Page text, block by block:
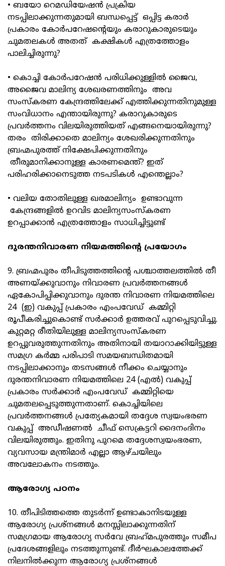
• ബയോ റെമഡിയേഷന്‍ പ്രക്രിയ
നടപ്പിലാക്കുന്നതുമായി ബന്ധപ്പെട്ട് ഒപ്പിട്ട കരാര്‍
പ്രകാരം കോര്‍പറേഷന്റെയും കരാറുകാരുടെയും
ചുമതലകള്‍ അതത് കക്ഷികള്‍ എത്രത്തോളം
പാലിച്ചിരുന്നു?
• കൊച്ചി കോര്‍പറേഷന്‍ പരിധിക്കുള്ളില്‍ ജൈവ,
അജൈവ മാലിന്യ ശേഖരണത്തിനും അവ
സംസ്‌കരണ കേന്ദ്രത്തിലേക്ക് എത്തിക്കുന്നതിനുമുള്ള
സംവിധാനം എന്തായിരുന്നു? കരാറുകാരുടെ
പ്രവര്‍ത്തനം വിലയിരുത്തിയത് എങ്ങനെയായിരുന്നു?
തരം തിരിക്കാതെ മാലിന്യം ശേഖരിക്കുന്നതിനും
ബ്രഹ്മപുരത്ത് നിക്ഷേപിക്കുന്നതിനും
തീരുമാനിക്കാനുള്ള കാരണമെന്ത്? ഇത്
പരിഹരിക്കാനെടുത്ത നടപടികള്‍ എന്തെല്ലാം?
• വലിയ തോതിലുള്ള ഖരമാലിന്യം ഉണ്ടാവുന്ന
കേന്ദ്രങ്ങളില്‍ ഉറവിട മാലിന്യസംസ്കരണ
ഉറപ്പാക്കാന്‍ എത്രത്തോളം സാധിച്ചിട്ടുണ്ട്
ദുരന്തനിവാരണ നിയമത്തിന്റെ പ്രയോഗം
9. ബ്രഹ്മപുരം തീപിടുത്തത്തിന്റെ പശ്ചാത്തലത്തില്‍ തീ
അണയ്ക്കുവാനും നിവാരണ പ്രവര്‍ത്തനങ്ങള്‍
ഏകോപിപ്പിക്കുവാനും ദുരന്ത നിവാരണ നിയമത്തിലെ
24 (ഇ) വകുപ്പ് പ്രകാരം എംപവേഡ് കമ്മിറ്റി
രൂപീകരിച്ചുകൊണ്ട് സര്‍ക്കാര്‍ ഉത്തരവ് പുറപ്പെടുവിച്ചു.
കുറ്റമറ്റ രീതിയിലുള്ള മാലിന്യസംസ്കരണ
ഉറപ്പുവരുത്തുന്നതിനും അതിനായി തയാറാക്കിയിട്ടുള്ള
സമഗ്ര കര്‍മ്മ പരിപാടി സമയബന്ധിതമായി
നടപ്പിലാക്കാനും തടസങ്ങള്‍ നീക്കം ചെയ്യാനും
ദുരന്തനിവാരണ നിയമത്തിലെ 24 (എല്‍) വകുപ്പ്
പ്രകാരം സര്‍ക്കാര്‍ എംപവേഡ് കമ്മിറ്റിയെ
ചുമതലപ്പെടുത്തുന്നതാണ്. കൊച്ചിയിലെ
പ്രവര്‍ത്തനങ്ങള്‍ പ്രത്യേകമായി തദ്ദേശ സ്വയംഭരണ
വകുപ്പ് അഡീഷണല്‍ ചീഫ് സെക്രട്ടറി ദൈനംദിനം
വിലയിരുത്തും. ഇതിനു പുറമെ തദ്ദേശസ്വയംഭരണ,
വ്യവസായ മന്ത്രിമാര്‍ എല്ലാ ആഴ്ചയിലും
അവലോകനം നടത്തും.
ആരോഗ്യ പഠനം
10. തീപിടിത്തത്തെ തുടര്‍ന്ന് ഉണ്ടാകാനിടയുള്ള
ആരോഗ്യ പ്രശ്‌നങ്ങള്‍ മനസ്സിലാക്കുന്നതിന്
സമഗ്രമായ ആരോഗ്യ സര്‍വേ ബ്രഹ്‌മപുരത്തും സമീപ
പ്രദേശങ്ങളിലും നടത്തുന്നുണ്ട്. ദീര്‍ഘകാലത്തേക്ക്
നിലനില്‍ക്കുന്ന ആരോഗ്യ പ്രശ്‌നങ്ങള്‍